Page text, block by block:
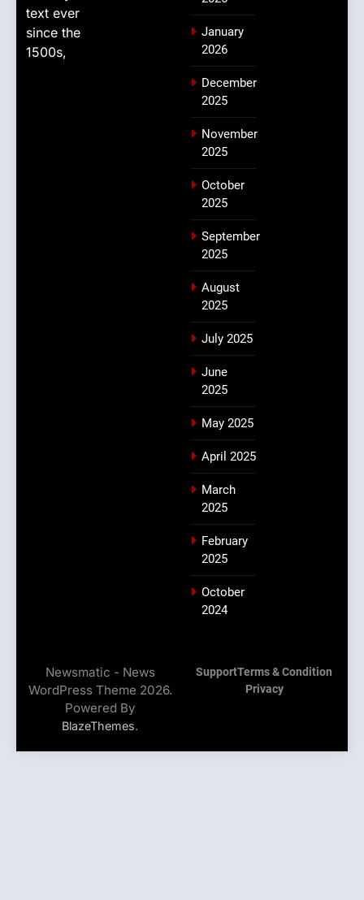
text ever
since the
1500s,
January
2026
December
2025
November
2025
October
2025
September
2025
August
2025
July 2025
June
2025
May 2025
April 2025
March
2025
February
2025
October
2024
Newsmatic - News
WordPress Theme 2026.
Powered By
BlazeThemes.
SupportTerms & Condition
Privacy